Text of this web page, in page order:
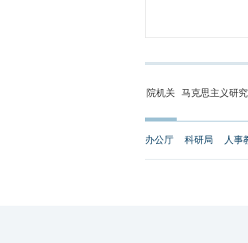
院机关 马克思主义研
办公厅 科研局 人事